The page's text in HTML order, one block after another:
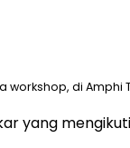
di Amphi
yang